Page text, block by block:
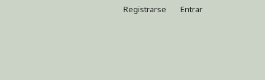
Registrarse Entrar